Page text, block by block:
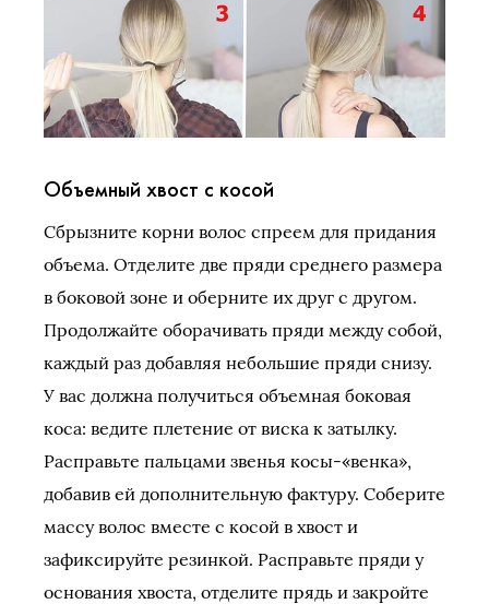
Объемный хвост с косой
Сбрызните корни волос спреем для придания
объема. Отделите две пряди среднего размера
в боковой зоне и оберните их друг с другом.
Продолжайте оборачивать пряди между собой,
каждый раз добавляя небольшие пряди снизу.
У вас должна получиться объемная боковая
коса: ведите плетение от виска к затылку.
Расправьте пальцами звенья косы-«венка»,
добавив ей дополнительную фактуру. Соберите
массу волос вместе с косой в хвост и
зафиксируйте резинкой. Расправьте пряди у
основания хвоста, отделите прядь и закройте